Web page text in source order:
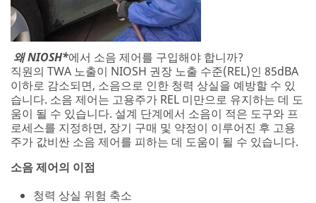
기업이 OSHA 및 기타 소음 규제 요구 사항을 준수하도
록 지원합니다.
소음이 지역 사회에 주는 영향을 줄입니다.
*https://www.cdc.gov/niosh/topics/buyquiet/
비용 절감액 추정
소음 제어 접근 방식의 비용 효율성을 평가하는 데 사용할
수 있는 도구는 여기를클릭하여 사용할 수 있습니다.
세이프 인 사운드(Safe-In-Sound)상 프로그램에서는 청력
방식을 직원 소음 노출을 제어하는 데 적용한 고용주 및 기